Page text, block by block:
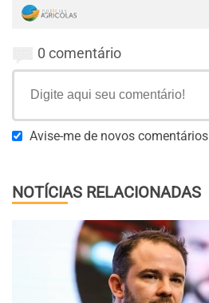
0 comentário
Avise-me de novos comentários
NOTÍCIAS RELACIONADAS